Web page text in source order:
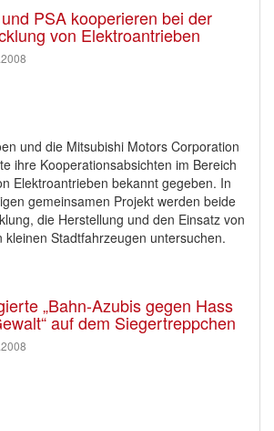
PSA kooperieren bei der
von Elektroantrieben
und die Mitsubishi Motors Corporation
ihre Kooperationsabsichten im Bereich
Elektroantrieben bekannt gegeben. In
gemeinsamen Projekt werden beide
die Herstellung und den Einsatz von
kleinen Stadtfahrzeugen untersuchen.
„Bahn-Azubis gegen Hass
auf dem Siegertreppchen